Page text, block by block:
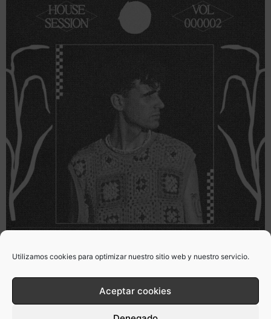
Utilizamos cookies para optimizar nuestro sitio web y nuestro servicio.
Aceptar cookies